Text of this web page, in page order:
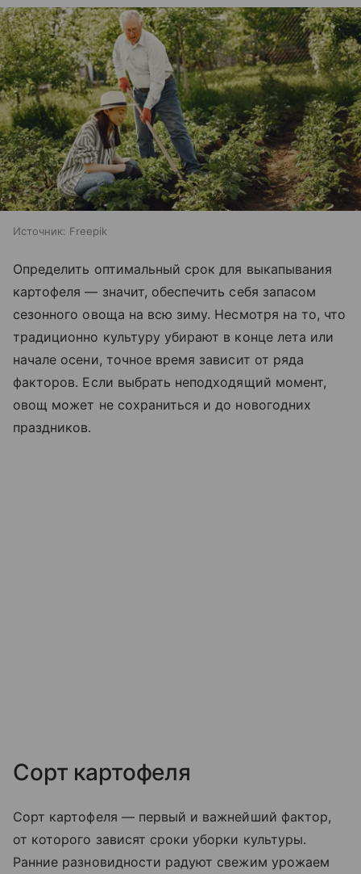
Источник: Freepik
Определить оптимальный срок для выкапывания
картофеля — значит, обеспечить себя запасом
сезонного овоща на всю зиму. Несмотря на то, что
традиционно культуру убирают в конце лета или
начале осени, точное время зависит от ряда
факторов. Если выбрать неподходящий момент,
овощ может не сохраниться и до новогодних
праздников.
Сорт картофеля
Сорт картофеля — первый и важнейший фактор,
от которого зависят сроки уборки культуры.
Ранние разновидности радуют свежим урожаем